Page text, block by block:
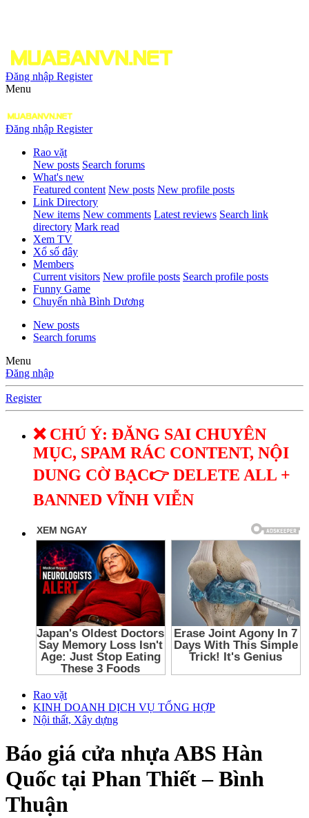
Đăng nhập Register
Menu
Đăng nhập Register
Rao vặt
New posts Search forums
What's new
Featured content New posts New profile posts
Link Directory
New items New comments Latest reviews Search link
directory Mark read
Xem TV
Xổ số đây
Members
Current visitors New profile posts Search profile posts
Funny Game
Chuyển nhà Bình Dương
New posts
Search forums
Menu
Đăng nhập
Register
❌ CHÚ Ý: ĐĂNG SAI CHUYÊN
MỤC, SPAM RÁC CONTENT, NỘI
DUNG CỜ BẠC👉 DELETE ALL +
BANNED VĨNH VIỄN
Rao vặt
KINH DOANH DỊCH VỤ TỔNG HỢP
Nội thất, Xây dựng
Báo giá cửa nhựa ABS Hàn
Quốc tại Phan Thiết – Bình
Thuận